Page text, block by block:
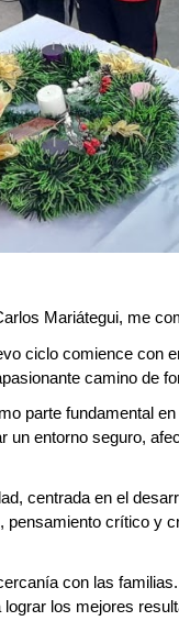
Mariátegui, me
ciclo comience con
camino de
parte fundamental
entorno seguro,
centrada en el
crítico y
con las
los mejores